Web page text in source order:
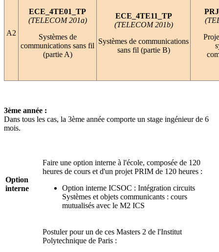
A2
ECE_4TE01_TP
(TELECOM 201a)
Systèmes de
communications sans fil
(partie A)
ECE_4TE11_TP
(TELECOM 201b)
Systèmes de communications
sans fil (partie B)
3ème année :
Dans tous les cas, la 3ème année comporte un stage ingénieur de 6
mois.
Option
interne
Faire une option interne à l'école, composée de 120
heures de cours et d'un projet PRIM de 120 heures :
Option interne ICSOC : Intégration circuits
Systèmes et objets communicants : cours
mutualisés avec le M2 ICS
Postuler pour un de ces Masters 2 de l'Institut
Polytechnique de Paris :